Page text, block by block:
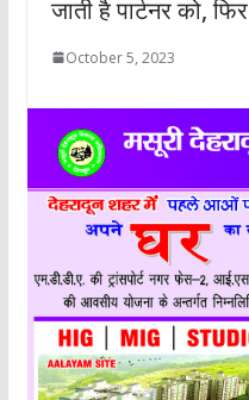
जाती है पार्टनर को,
October 5, 2023